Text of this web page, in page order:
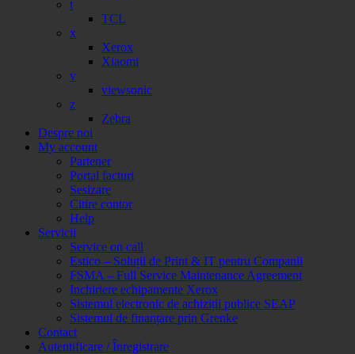
t
TCL
x
Xerox
Xiaomi
v
viewsonic
z
Zebra
Despre noi
My account
Partener
Portal facturi
Sesizare
Citire contor
Help
Servicii
Service on call
Estico – Soluții de Print & IT pentru Companii
FSMA – Full Service Maintenance Agreement
Inchiriere echipamente Xerox
Sistemul electronic de achiziții publice SEAP
Sistemul de finanțare prin Grenke
Contact
Autentificare / Înregistrare